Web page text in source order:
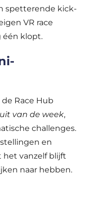
spetterende kick-
VR race
één klopt.
Race Hub
van de week,
challenges.
en
het vanzelf blijft
naar hebben.